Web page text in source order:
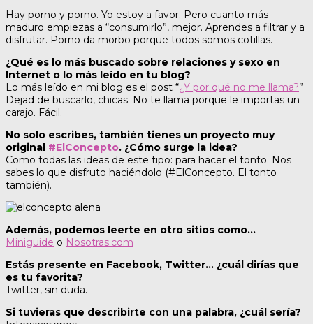
Hay porno y porno. Yo estoy a favor. Pero cuanto más
maduro empiezas a “consumirlo”, mejor. Aprendes a filtrar y a
disfrutar. Porno da morbo porque todos somos cotillas.
¿Qué es lo más buscado sobre relaciones y sexo en
Internet o lo más leído en tu blog?
Lo más leído en mi blog es el post “¿Y por qué no me llama?”
Dejad de buscarlo, chicas. No te llama porque le importas un
carajo. Fácil.
No solo escribes, también tienes un proyecto muy
original #ElConcepto. ¿Cómo surge la idea?
Como todas las ideas de este tipo: para hacer el tonto. Nos
sabes lo que disfruto haciéndolo (#ElConcepto. El tonto
también).
Además, podemos leerte en otro sitios como…
Miniguide o Nosotras.com
Estás presente en Facebook, Twitter… ¿cuál dirías que
es tu favorita?
Twitter, sin duda.
Si tuvieras que describirte con una palabra, ¿cuál sería?